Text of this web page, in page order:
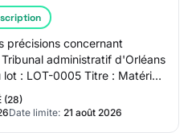
précisions concernant
administratif d'Orléans
: LOT-0005 Titre : Matériel
(28)
Date limite: 21 août 2026